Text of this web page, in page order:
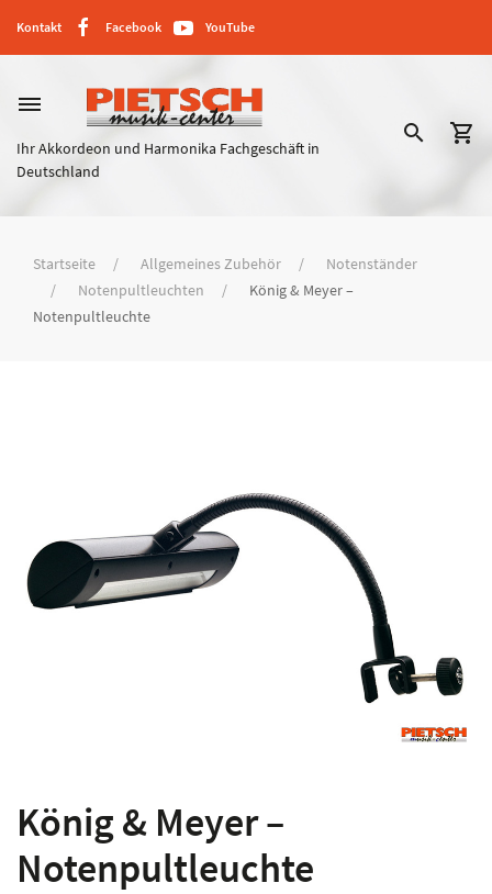
Kontakt Facebook YouTube
dehaze
Ihr Akkordeon und Harmonika Fachgeschäft in
Deutschland
search shopping_cart
Startseite Allgemeines Zubehör
Notenständer
Notenpultleuchten
König & Meyer –
Notenpultleuchte
König & Meyer –
Notenpultleuchte